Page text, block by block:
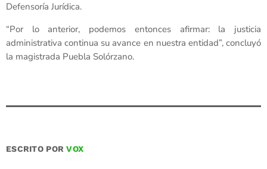
Defensoría Jurídica.
“Por lo anterior, podemos entonces afirmar: la justicia
administrativa continua su avance en nuestra entidad”, concluyó
la magistrada Puebla Solórzano.
ESCRITO PORVOX